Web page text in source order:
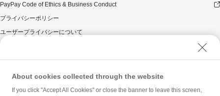
PayPay Code of Ethics & Business Conduct
プライバシーポリシー
ユーザープライバシーについて
ウェブサイト利用規約
反社会的勢力に対する方針
勧誘方針
About cookies collected through the website
If you click "Accept All Cookies" or close the banner to leave this screen,